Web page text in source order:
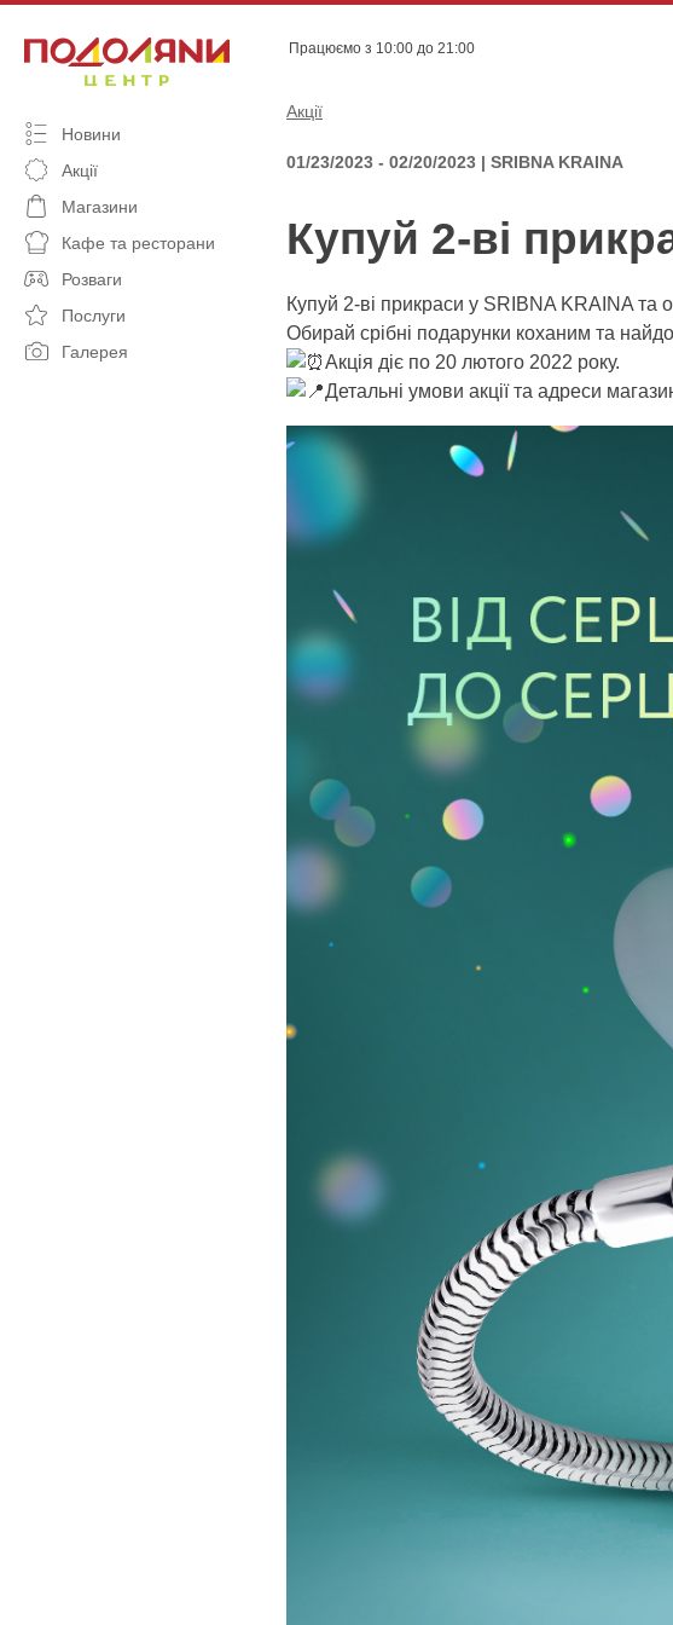
content
Працюємо з 10:00 до 21:00
Новини
Акції
Магазини
Кафе та ресторани
Розваги
Послуги
Галерея
Акції
01/23/2023 - 02/20/2023 | SRIBNA KRAINA
Купуй 2-ві
Купуй 2-ві прикраси у SRIBNA KRAINA
Обирай срібні подарунки коханим та
Акція діє по 20 лютого 2022 року.
Детальні умови акції та адреси